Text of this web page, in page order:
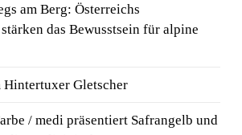
am Berg: Österreichs
das Bewusstsein für alpine
Hintertuxer Gletscher
/ medi präsentiert Safrangelb und